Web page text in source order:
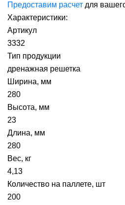
Предоставим расчет для
Характеристики:
Артикул
3332
Тип продукции
дренажная решетка
Ширина, мм
280
Высота, мм
23
Длина, мм
280
Вес, кг
4,13
Количество на паллете, шт
200